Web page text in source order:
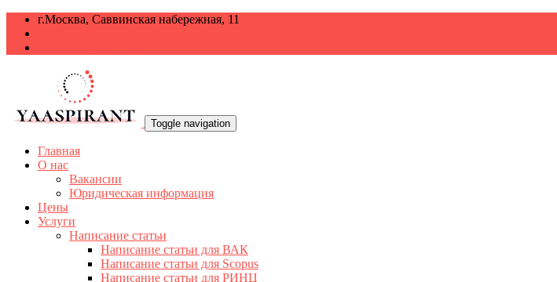
г.Москва, Саввинская набережная, 11
Toggle navigation
Главная
О нас
Вакансии
Юридическая информация
Цены
Услуги
Написание статьи
Написание статьи для ВАК
Написание статьи для Scopus
Написание статьи для РИНЦ